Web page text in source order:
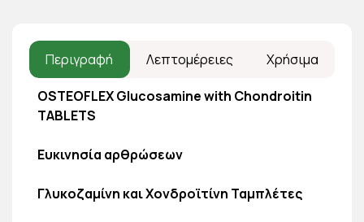
Περιγραφή Λεπτομέρειες Χρήσιμα
OSTEOFLEX Glucosamine with Chondroitin
TABLETS
Ευκινησία αρθρώσεων
Γλυκοζαμίνη και Χονδροϊτίνη Ταμπλέτες